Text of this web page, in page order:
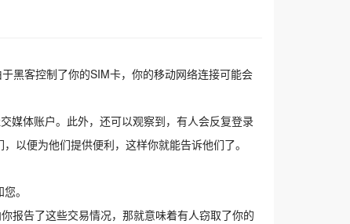
黑客控制了你的SIM卡，你的移动网络连接可能会
媒体账户。此外，还可以观察到，有人会反复登录
以便为他们提供便利，这样你就能告诉他们了。
。
报告了这些交易情况，那就意味着有人窃取了你的